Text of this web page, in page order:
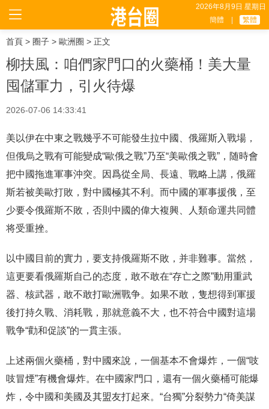
2026年8月9日 星期日
簡體
繁體
首頁 > 圈子 > 歐洲圈 > 正文
柳扶風：咱們家門口的火藥桶！美大量
囤儲軍力，引火待爆
2026-07-06 14:33:41
美以伊在中東之戰幾乎不可能發生拉中國、俄羅斯入戰場，
但俄烏之戰有可能變成“歐俄之戰”乃至“美歐俄之戰”，随時會
把中國拖進軍事沖突。因爲從全局、長遠、戰略上講，俄羅
斯若被美歐打敗，對中國極其不利。而中國的軍事援俄，至
少要令俄羅斯不敗，否則中國的偉大複興、人類命運共同體
将受重挫。
以中國目前的實力，要支持俄羅斯不敗，并非難事。當然，
這更要看俄羅斯自己的态度，敢不敢在“存亡之際”動用重武
器、核武器，敢不敢打歐洲戰争。如果不敢，隻想得到軍援
後打持久戰、消耗戰，那就意義不大，也不符合中國對這場
戰争“勸和促談”的一貫主張。
上述兩個火藥桶，對中國來說，一個基本不會爆炸，一個“吱
吱冒煙”有機會爆炸。在中國家門口，還有一個火藥桶可能爆
炸，令中國和美國及其盟友打起來。“台獨”分裂勢力“倚美謀